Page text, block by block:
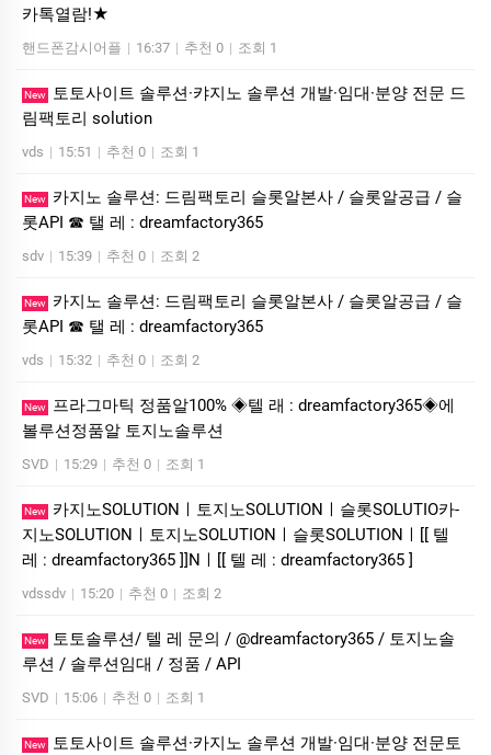
카톡열람!★
핸드폰감시어플 | 16:37 | 추천 0 | 조회 1
New
토­토사이트 솔루션·캬지노 솔루션 개발·임대·분양 전문 드
림팩토리 solution
vds | 15:51 | 추천 0 | 조회 1
New
카지노 솔루션: 드림팩토리 슬롯알본사 / 슬롯알공급 / 슬
롯API ☎ 탤 레 : dreamfactory365
sdv | 15:39 | 추천 0 | 조회 2
New
카지노 솔루션: 드림팩토리 슬롯알본사 / 슬롯알공급 / 슬
롯API ☎ 탤 레 : dreamfactory365
vds | 15:32 | 추천 0 | 조회 2
New
프라그마틱 정품알100% ◈텔 래 : dreamfactory365◈에
볼루션정품알 토지노솔루션
SVD | 15:29 | 추천 0 | 조회 1
New
카­지노SOLUTIONㅣ토지노SOLUTIONㅣ슬롯SOLUTIO카­
지노SOLUTIONㅣ토지노SOLUTIONㅣ슬롯SOLUTIONㅣ[[ 텔
레 : dreamfactory365 ]]Nㅣ[[ 텔 레 : dreamfactory365 ]
vdssdv | 15:20 | 추천 0 | 조회 2
New
토토솔루션/ 텔 레 문의 / @dreamfactory365 / 토지노솔
루션 / 솔루션임대 / 정품 / API
SVD | 15:06 | 추천 0 | 조회 1
New
토토사이트 솔루션·카지노 솔루션 개발·임대·분양 전문토